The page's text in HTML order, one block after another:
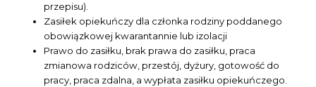
przepisu).
Zasiłek opiekuńczy dla członka rodziny poddanego
obowiązkowej kwarantannie lub izolacji
Prawo do zasiłku, brak prawa do zasiłku, praca
zmianowa rodziców, przestój, dyżury, gotowość do
pracy, praca zdalna, a wypłata zasiłku opiekuńczego.